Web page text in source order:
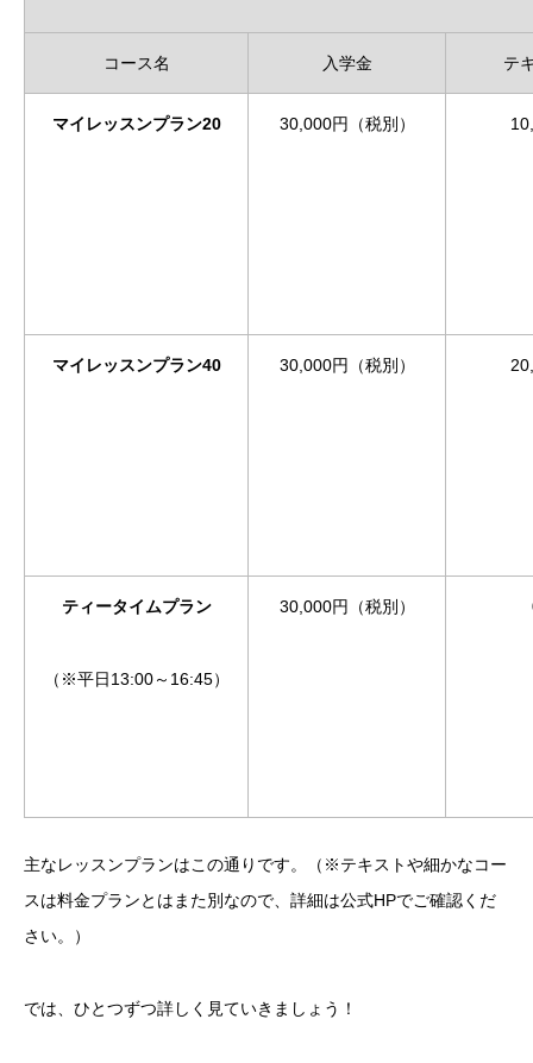
コース名 入学金 テ
マイレッスンプラン20 30,000円（税別）
マイレッスンプラン40 30,000円（税別）
ティータイムプラン
（※平日13:00～16:45）
30,000円（税別）
主なレッスンプランはこの通りです。（※テキストや細かなコー
スは料金プランとはまた別なので、詳細は公式HPでご確認くだ
さい。）
では、ひとつずつ詳しく見ていきましょう！